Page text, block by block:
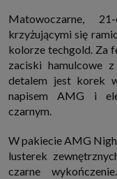
Matowoczarne,
krzyżującymi się
kolorze techgold. Za
zaciski hamulcowe
detalem jest korek
napisem AMG i
czarnym.
W pakiecie AMG
lusterek
czarne